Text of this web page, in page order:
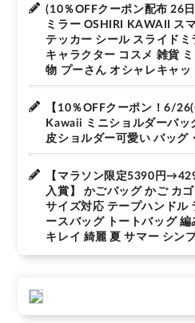
(10％OFFクーポン配布 26
ミラー OSHIRI KAWAII ス
テッカー シール スライド
キャラクター コスメ 雑貨
物 プーさん オシャレキャ
【10％OFFクーポン！6/
Kawaii ミニショルダーバッ
皮ショルダー可愛い バッグ
【マラソン限定5390円
入賞】 かごバッグ かご カ
サイズ対応 テープハンドル
ースバッグ トートバッグ
キレイ 綺麗 夏 サマー シン